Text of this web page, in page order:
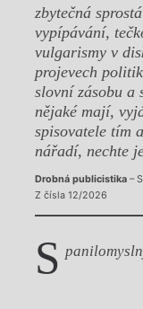
zbytečná
vypípávání,
vulgarismy v
projevech
slovní zásobu a
nějaké mají,
spisovatele tím
nářadí, nechte
Drobná publicistika–
Z čísla 12/2026
S